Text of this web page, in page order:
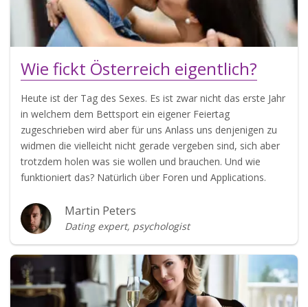
Wie fickt Österreich eigentlich?
Heute ist der Tag des Sexes. Es ist zwar nicht das erste Jahr
in welchem dem Bettsport ein eigener Feiertag
zugeschrieben wird aber für uns Anlass uns denjenigen zu
widmen die vielleicht nicht gerade vergeben sind, sich aber
trotzdem holen was sie wollen und brauchen. Und wie
funktioniert das? Natürlich über Foren und Applications.
Martin Peters
Dating expert, psychologist